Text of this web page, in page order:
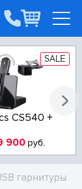
SALE
CS540 +
900руб.
гарнитуры